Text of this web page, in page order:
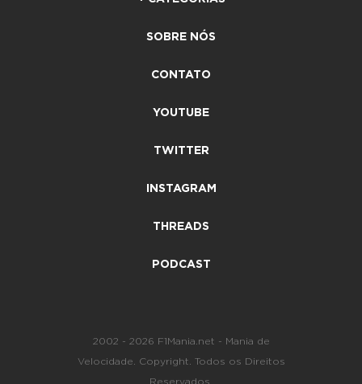
SOBRE NÓS
CONTATO
YOUTUBE
TWITTER
INSTAGRAM
THREADS
PODCAST
2002 - 2026 F1Mania.net - Mania de
Velocidade. Copyright. Todos os Direitos
Reservados.